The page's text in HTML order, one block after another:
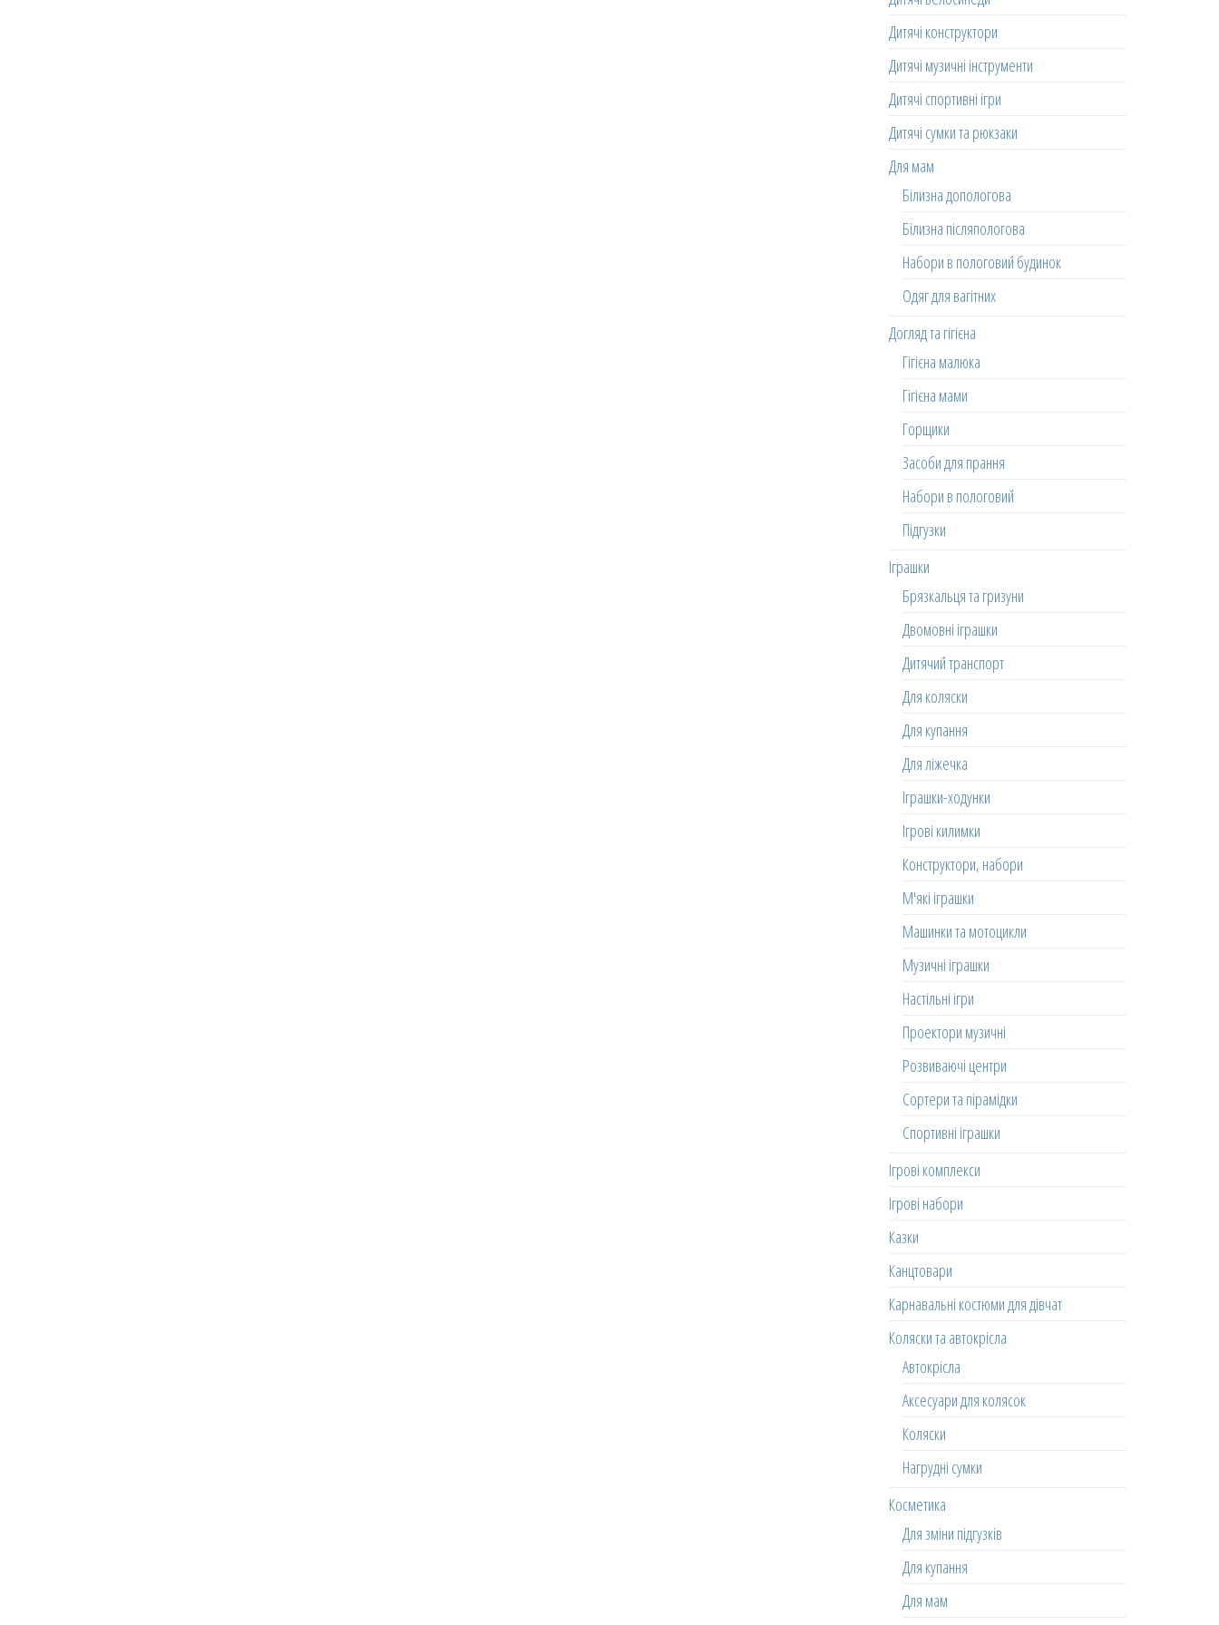
Дитячі конструктори
Дитячі музичні інструменти
Дитячі спортивні ігри
Дитячі сумки та рюкзаки
Для мам
Білизна допологова
Білизна післяпологова
Набори в пологовий будинок
Одяг для вагітних
Догляд та гігієна
Гігієна малюка
Гігієна мами
Горщики
Засоби для прання
Набори в пологовий
Підгузки
Іграшки
Брязкальця та гризуни
Двомовні іграшки
Дитячий транспорт
Для коляски
Для купання
Для ліжечка
Іграшки-ходунки
Ігрові килимки
Конструктори, набори
М'які іграшки
Машинки та мотоцикли
Музичні іграшки
Настільні ігри
Проектори музичні
Розвиваючі центри
Сортери та пірамідки
Спортивні іграшки
Ігрові комплекси
Ігрові набори
Казки
Канцтовари
Карнавальні костюми для дівчат
Коляски та автокрісла
Автокрісла
Аксесуари для колясок
Коляски
Нагрудні сумки
Косметика
Для зміни підгузків
Для купання
Для мам